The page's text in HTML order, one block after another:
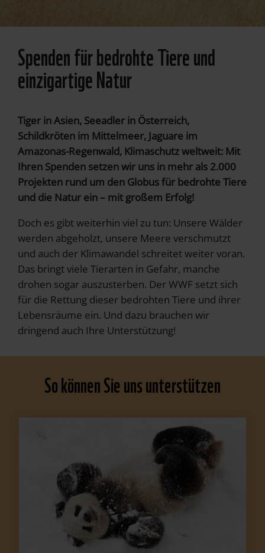
Spenden für bedrohte Tiere und
einzigartige Natur
Tiger in Asien, Seeadler in Österreich,
Schildkröten im Mittelmeer, Jaguare im
Amazonas-Regenwald, Klimaschutz weltweit: Mit
Ihren Spenden setzen wir uns in mehr als 2.000
Projekten rund um den Globus für bedrohte Tiere
und die Natur ein – mit großem Erfolg!
Doch es gibt weiterhin viel zu tun: Unsere Wälder
werden abgeholzt, unsere Meere verschmutzt
und auch der Klimawandel schreitet weiter voran.
Das bringt viele Tierarten in Gefahr, manche
drohen sogar auszusterben. Der WWF setzt sich
für die Rettung dieser bedrohten Tiere und ihrer
Lebensräume ein. Und dazu brauchen wir
dringend auch Ihre Unterstützung!
So können Sie uns unterstützen